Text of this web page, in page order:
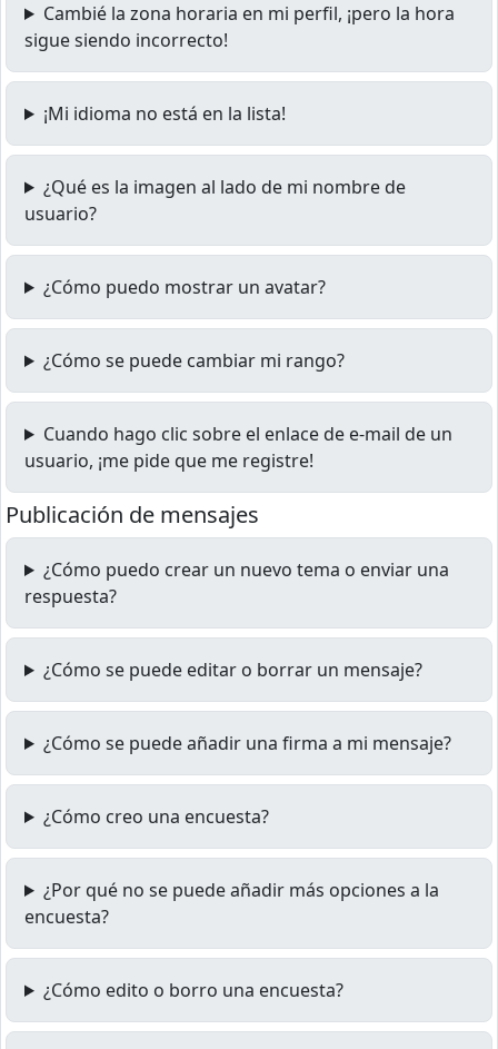
Cambié la zona horaria en mi perfil, ¡pero la hora
sigue siendo incorrecto!
¡Mi idioma no está en la lista!
¿Qué es la imagen al lado de mi nombre de
usuario?
¿Cómo puedo mostrar un avatar?
¿Cómo se puede cambiar mi rango?
Cuando hago clic sobre el enlace de e-mail de un
usuario, ¡me pide que me registre!
Publicación de mensajes
¿Cómo puedo crear un nuevo tema o enviar una
respuesta?
¿Cómo se puede editar o borrar un mensaje?
¿Cómo se puede añadir una firma a mi mensaje?
¿Cómo creo una encuesta?
¿Por qué no se puede añadir más opciones a la
encuesta?
¿Cómo edito o borro una encuesta?